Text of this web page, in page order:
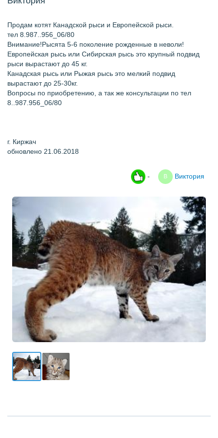
Продам котят Канадской рыси и Европейской рыси.
тел 8.987..956_06/80
Внимание!Рысята 5-6 поколение рожденные в неволи!
Европейская рысь или Сибирская рысь это крупный подвид
рыси вырастают до 45 кг.
Канадская рысь или Рыжая рысь это мелкий подвид
вырастают до 25-30кг.
Вопросы по приобретению, а так же консультации по тел
8..987.956_06/80
г. Киржач
обновлено 21.06.2018
- Виктория